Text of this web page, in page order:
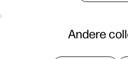
Andere